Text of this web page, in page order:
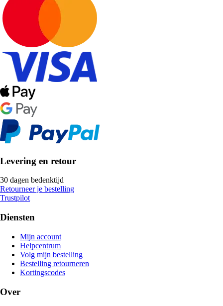
Levering en retour
30 dagen bedenktijd
Retourneer je bestelling
Trustpilot
Diensten
Mijn account
Helpcentrum
Volg mijn bestelling
Bestelling retourneren
Kortingscodes
Over